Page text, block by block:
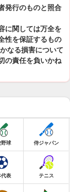
発行のものと照合
に関しては万全を
性を保証するもの
なる損害について
の責任を負いかね
野球 侍ジャパン
代表 テニス